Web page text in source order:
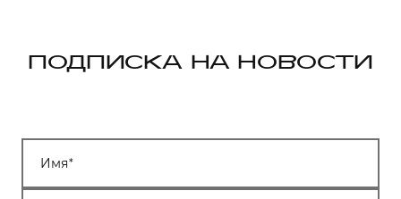
ПОДПИСКА НА НОВОСТИ
Имя